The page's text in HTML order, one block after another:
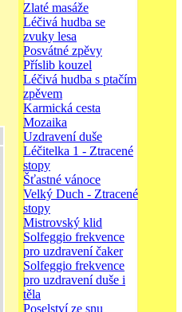
Zlaté masáže
Léčivá hudba se
zvuky lesa
Posvátné zpěvy
Příslib kouzel
Léčivá hudba s ptačím
zpěvem
Karmická cesta
Mozaika
Uzdravení duše
Léčitelka 1 - Ztracené
stopy
Šťastné vánoce
Velký Duch - Ztracené
stopy
Mistrovský klid
Solfeggio frekvence
pro uzdravení čaker
Solfeggio frekvence
pro uzdravení duše i
těla
Poselství ze snu